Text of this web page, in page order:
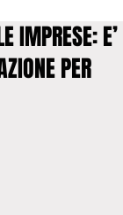
IMPRESE: E’
PER
su 5.